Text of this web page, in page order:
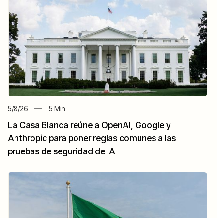
5/8/26 5 Min
La Casa Blanca reúne a OpenAI, Google y
Anthropic para poner reglas comunes a las
pruebas de seguridad de IA